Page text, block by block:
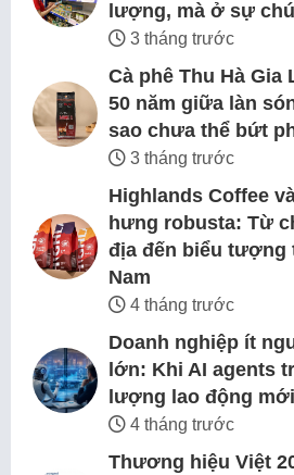
lượng, mà ở sự
3 tháng trước
Cà phê Thu Hà
50 năm giữa làn
sao chưa thể bứt
3 tháng trước
Highlands Coffee
hưng robusta: Từ
địa đến biểu tượng
Nam
4 tháng trước
Doanh nghiệp ít
lớn: Khi AI agents
lượng lao động mới
4 tháng trước
Thương hiệu Việt